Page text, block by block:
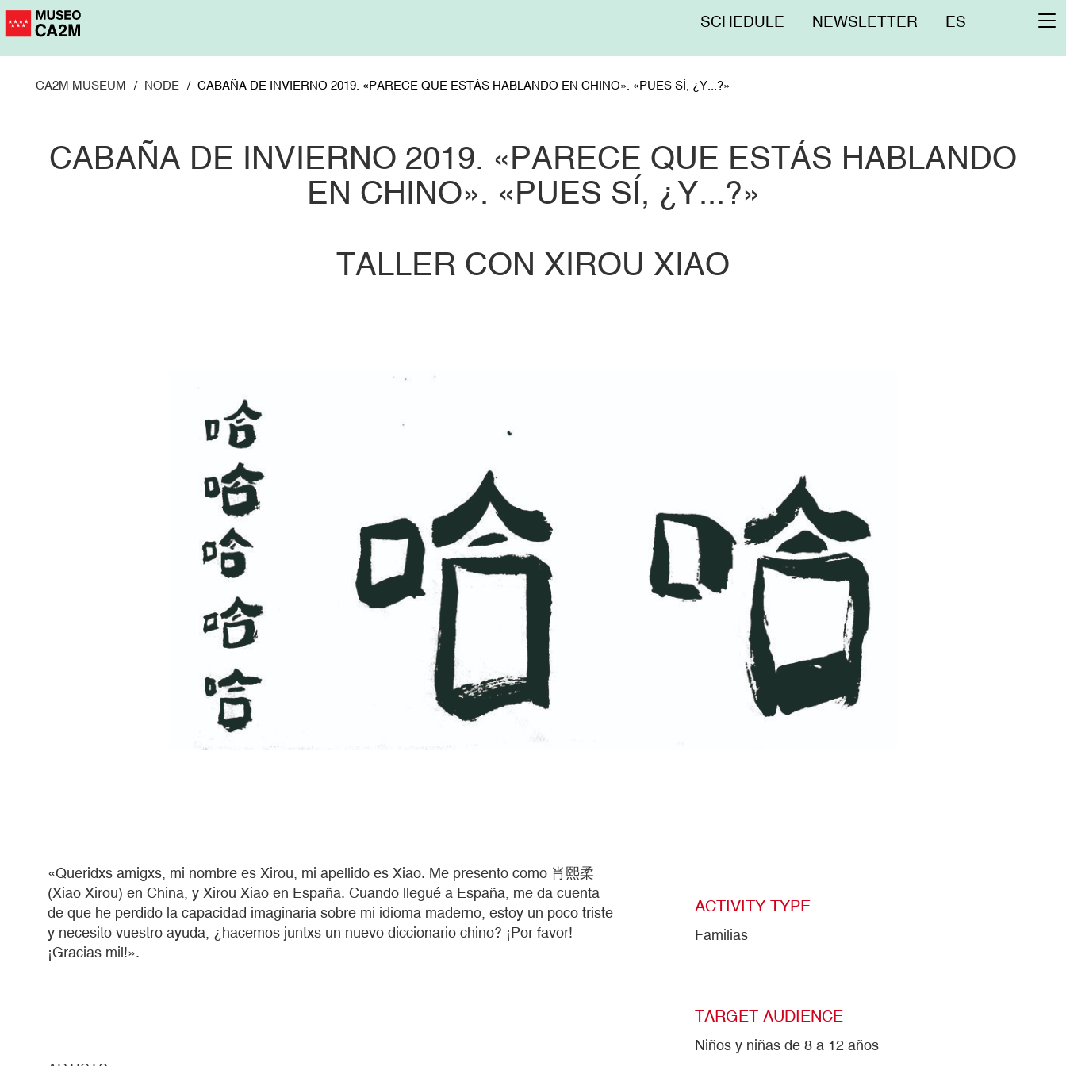
Skip
to
Menú
SCHEDULE NEWSLETTER ES
CA2M MUSEUM NODE CABAÑA DE INVIERNO 2019. «PARECE QUE ESTÁS HABLANDO EN CHINO». «PUES SÍ, ¿Y...?»
CABAÑA DE INVIERNO 2019. «PARECE QUE ESTÁS HABLANDO
EN CHINO». «PUES SÍ, ¿Y...?»
TALLER CON XIROU XIAO
«Queridxs amigxs, mi nombre es Xirou, mi apellido es Xiao. Me presento como 肖熙柔
(Xiao Xirou) en China, y Xirou Xiao en España. Cuando llegué a España, me da cuenta
de que he perdido la capacidad imaginaria sobre mi idioma maderno, estoy un poco triste
y necesito vuestro ayuda, ¿hacemos juntxs un nuevo diccionario chino? ¡Por favor!
¡Gracias mil!».
ACTIVITY TYPE
Familias
TARGET AUDIENCE
Niños y niñas de 8 a 12 años